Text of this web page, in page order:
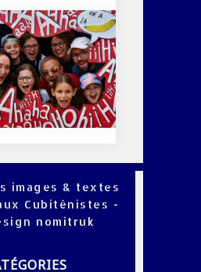
images & textes
Cubiténistes -
nomitruk